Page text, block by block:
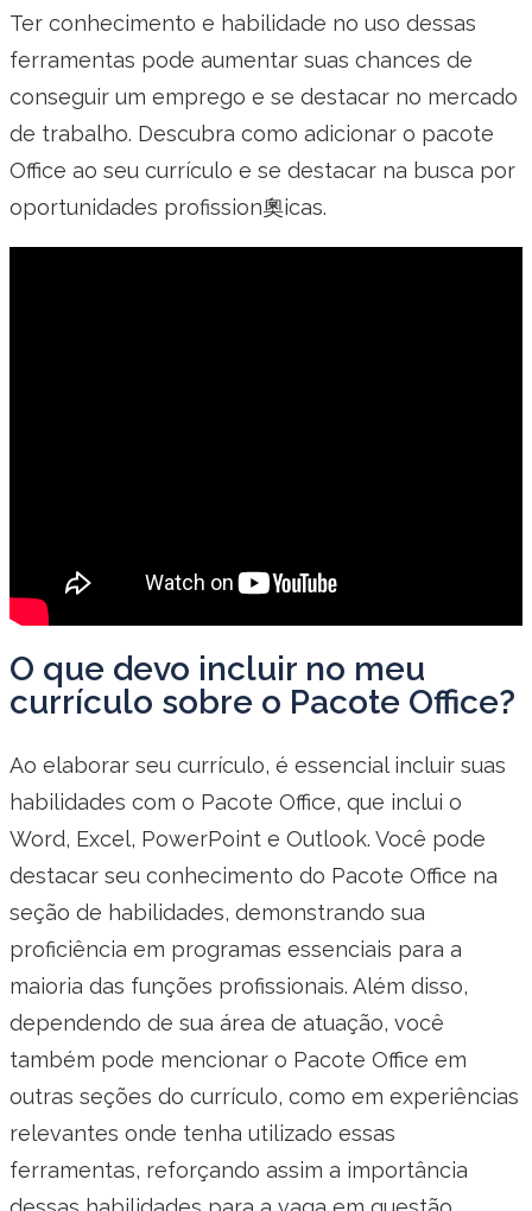
Ter conhecimento e habilidade no uso dessas
ferramentas pode aumentar suas chances de
conseguir um emprego e se destacar no mercado
de trabalho. Descubra como adicionar o pacote
Office ao seu currículo e se destacar na busca por
oportunidades profission奧icas.
O que devo incluir no meu
currículo sobre o Pacote Office?
Ao elaborar seu currículo, é essencial incluir suas
habilidades com o Pacote Office, que inclui o
Word, Excel, PowerPoint e Outlook. Você pode
destacar seu conhecimento do Pacote Office na
seção de habilidades, demonstrando sua
proficiência em programas essenciais para a
maioria das funções profissionais. Além disso,
dependendo de sua área de atuação, você
também pode mencionar o Pacote Office em
outras seções do currículo, como em experiências
relevantes onde tenha utilizado essas
ferramentas, reforçando assim a importância